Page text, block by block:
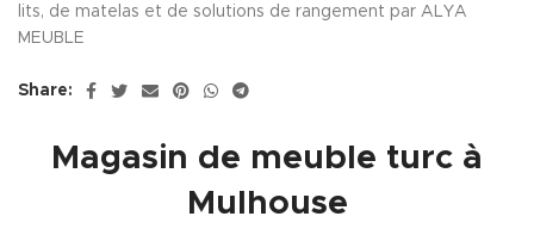
lits, de matelas et de solutions de rangement par ALYA
MEUBLE
Share:
Magasin de meuble turc à
Mulhouse